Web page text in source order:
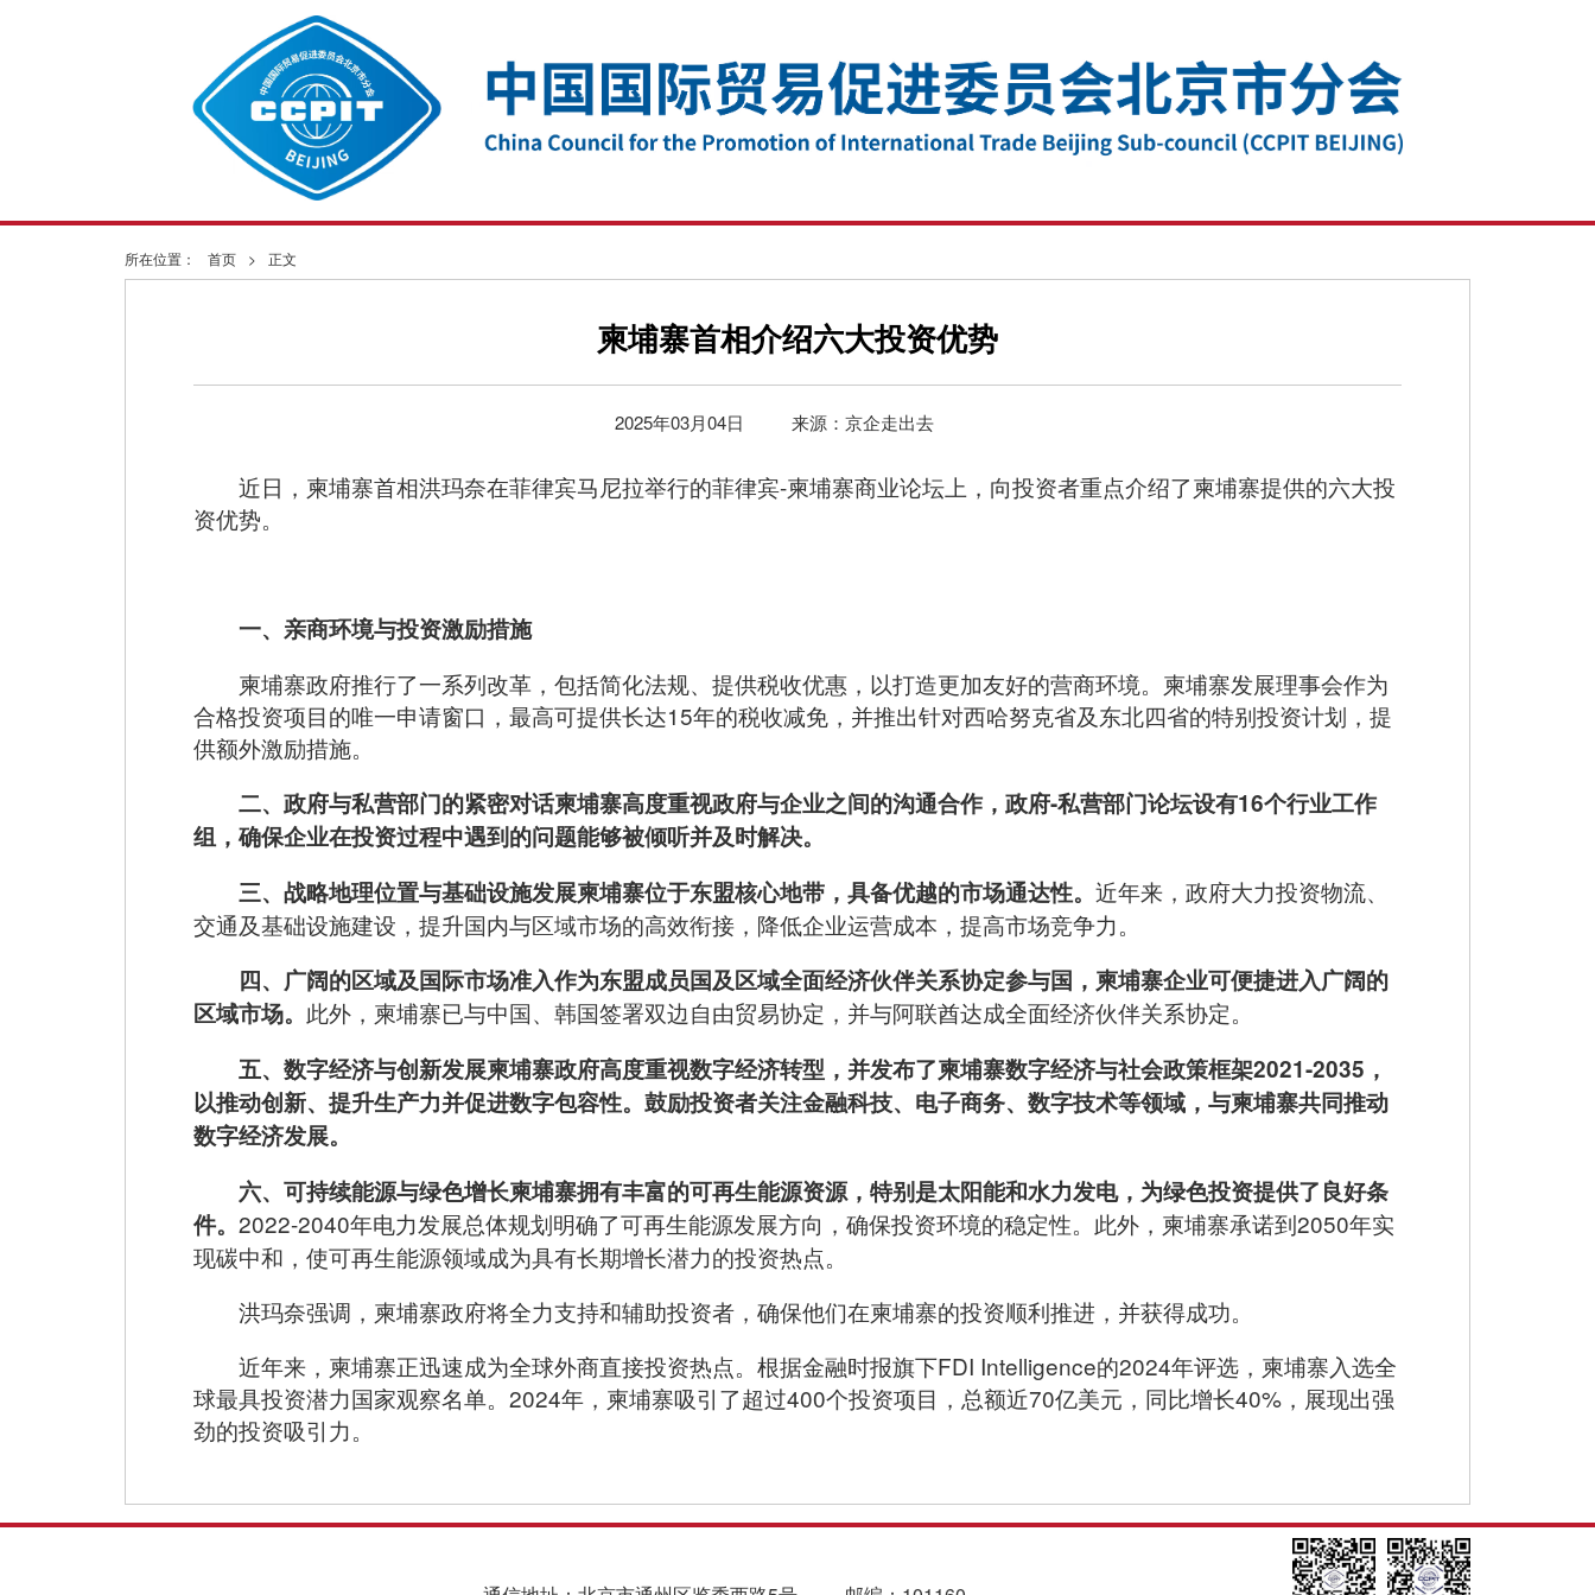
所在位置： 首页 > 正文
柬埔寨首相介绍六大投资优势
2025年03月04日 来源：京企走出去
近日，柬埔寨首相洪玛奈在菲律宾马尼拉举行的菲律宾-柬埔寨商业论坛上，向投资者重点介绍了柬埔寨提供的六大投
资优势。
一、亲商环境与投资激励措施
柬埔寨政府推行了一系列改革，包括简化法规、提供税收优惠，以打造更加友好的营商环境。柬埔寨发展理事会作为
合格投资项目的唯一申请窗口，最高可提供长达15年的税收减免，并推出针对西哈努克省及东北四省的特别投资计划，提
供额外激励措施。
二、政府与私营部门的紧密对话柬埔寨高度重视政府与企业之间的沟通合作，政府-私营部门论坛设有16个行业工作
组，确保企业在投资过程中遇到的问题能够被倾听并及时解决。
三、战略地理位置与基础设施发展柬埔寨位于东盟核心地带，具备优越的市场通达性。 近年来，政府大力投资物流、
交通及基础设施建设，提升国内与区域市场的高效衔接，降低企业运营成本，提高市场竞争力。
四、广阔的区域及国际市场准入作为东盟成员国及区域全面经济伙伴关系协定参与国，柬埔寨企业可便捷进入广阔的
区域市场。 此外，柬埔寨已与中国、韩国签署双边自由贸易协定，并与阿联酋达成全面经济伙伴关系协定。
五、数字经济与创新发展柬埔寨政府高度重视数字经济转型，并发布了柬埔寨数字经济与社会政策框架2021-2035，
以推动创新、提升生产力并促进数字包容性。鼓励投资者关注金融科技、电子商务、数字技术等领域，与柬埔寨共同推动
数字经济发展。
六、可持续能源与绿色增长柬埔寨拥有丰富的可再生能源资源，特别是太阳能和水力发电，为绿色投资提供了良好条
件。 2022-2040年电力发展总体规划明确了可再生能源发展方向，确保投资环境的稳定性。此外，柬埔寨承诺到2050年实
现碳中和，使可再生能源领域成为具有长期增长潜力的投资热点。
洪玛奈强调，柬埔寨政府将全力支持和辅助投资者，确保他们在柬埔寨的投资顺利推进，并获得成功。
近年来，柬埔寨正迅速成为全球外商直接投资热点。根据金融时报旗下FDI Intelligence的2024年评选，柬埔寨入选全
球最具投资潜力国家观察名单。2024年，柬埔寨吸引了超过400个投资项目，总额近70亿美元，同比增长40%，展现出强
劲的投资吸引力。